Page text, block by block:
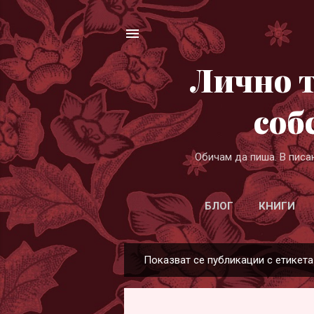
Лично
Обичам да пиша. В
БЛОГ КНИГИ
у
Показват се публикации с етикета